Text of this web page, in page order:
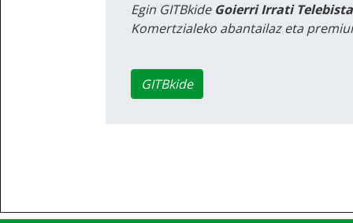
Egin GITBkide Goierri Irrati
Komertzialeko abantailaz eta
GITBkide